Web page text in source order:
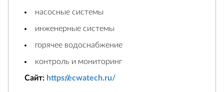
насосные системы
инженерные системы
горячее водоснабжение
контроль и мониторинг
Сайт: https://ecwatech.ru/